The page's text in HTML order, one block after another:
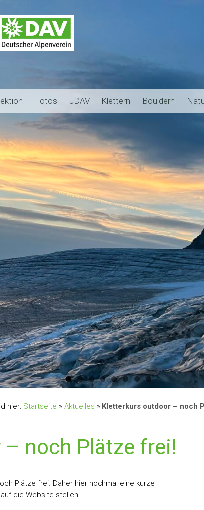
Fotos JDAV Klettern Bouldern
hier: Startseite » Aktuelles » Kletterkurs outdoor – noch
noch Plätze frei!
Plätze frei. Daher hier nochmal eine kurze
die Website stellen.